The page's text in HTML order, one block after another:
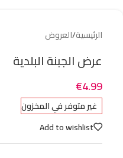
الرئيسية/العروض
عرض الجبنة البلدية
€4.99
غير متوفر في المخزون
Add to wishlist